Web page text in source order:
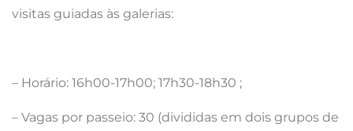
visitas guiadas às galerias:
– Horário: 16h00-17h00; 17h30-18h30 ;
– Vagas por passeio: 30 (divididas em dois grupos de